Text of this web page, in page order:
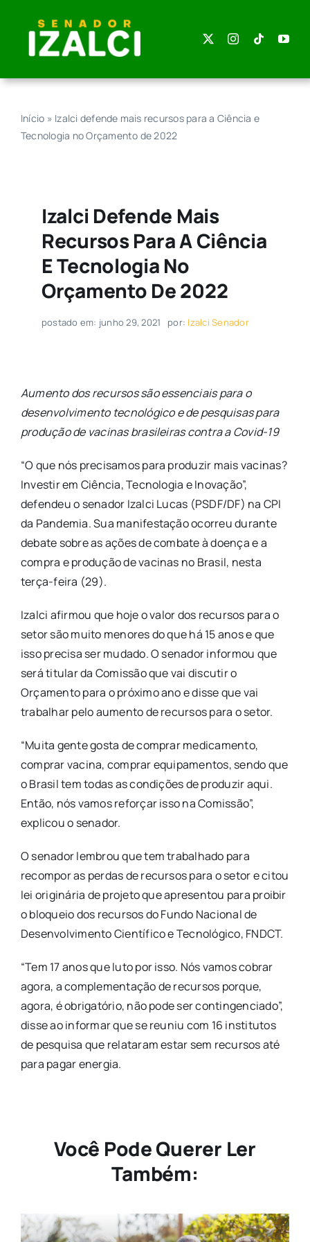
content
Início » Izalci defende mais recursos para a Ciência e
Tecnologia no Orçamento de 2022
Izalci Defende Mais
Recursos Para A Ciência
E Tecnologia No
Orçamento De 2022
postado em: junho 29, 2021 por: Izalci Senador
Aumento dos recursos são essenciais para o
desenvolvimento tecnológico e de pesquisas para
produção de vacinas brasileiras contra a Covid-19
“O que nós precisamos para produzir mais vacinas?
Investir em Ciência, Tecnologia e Inovação”,
defendeu o senador Izalci Lucas (PSDF/DF) na CPI
da Pandemia. Sua manifestação ocorreu durante
debate sobre as ações de combate à doença e a
compra e produção de vacinas no Brasil, nesta
terça-feira (29).
Izalci afirmou que hoje o valor dos recursos para o
setor são muito menores do que há 15 anos e que
isso precisa ser mudado. O senador informou que
será titular da Comissão que vai discutir o
Orçamento para o próximo ano e disse que vai
trabalhar pelo aumento de recursos para o setor.
“Muita gente gosta de comprar medicamento,
comprar vacina, comprar equipamentos, sendo que
o Brasil tem todas as condições de produzir aqui.
Então, nós vamos reforçar isso na Comissão”,
explicou o senador.
O senador lembrou que tem trabalhado para
recompor as perdas de recursos para o setor e citou
lei originária de projeto que apresentou para proibir
o bloqueio dos recursos do Fundo Nacional de
Desenvolvimento Científico e Tecnológico, FNDCT.
“Tem 17 anos que luto por isso. Nós vamos cobrar
agora, a complementação de recursos porque,
agora, é obrigatório, não pode ser contingenciado”,
disse ao informar que se reuniu com 16 institutos
de pesquisa que relataram estar sem recursos até
para pagar energia.
Você Pode Querer Ler
Também: